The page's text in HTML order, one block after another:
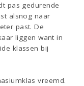
pas gedurende
alsnog naar
past. De
liggen want in
klassen bij
vreemd.